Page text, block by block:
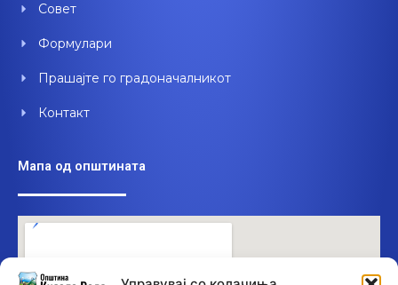
Совет
Формулари
Прашајте го градоначалникот
Контакт
Мапа од општината